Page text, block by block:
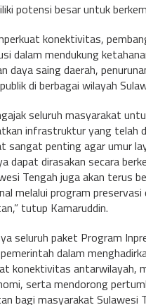
potensi besar untuk
konektivitas,
dalam mendukung
daya saing daerah,
di berbagai wilayah
seluruh masyarakat
infrastruktur yang telah
sangat penting agar umur
dapat dirasakan secara
Tengah juga akan terus
melalui program
tutup Kamaruddin.
seluruh paket Program
dalam
konektivitas antarwilayah,
serta mendorong
bagi masyarakat Sulawesi